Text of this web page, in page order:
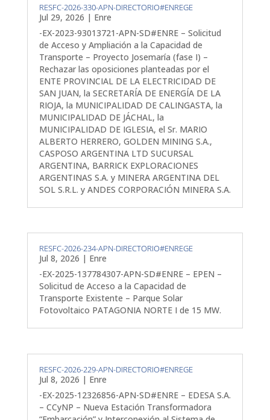
RESFC-2026-330-APN-DIRECTORIO#ENREGE
Jul 29, 2026 | Enre
-EX-2023-93013721-APN-SD#ENRE – Solicitud
de Acceso y Ampliación a la Capacidad de
Transporte – Proyecto Josemaría (fase I) –
Rechazar las oposiciones planteadas por el
ENTE PROVINCIAL DE LA ELECTRICIDAD DE
SAN JUAN, la SECRETARÍA DE ENERGÍA DE LA
RIOJA, la MUNICIPALIDAD DE CALINGASTA, la
MUNICIPALIDAD DE JÁCHAL, la
MUNICIPALIDAD DE IGLESIA, el Sr. MARIO
ALBERTO HERRERO, GOLDEN MINING S.A.,
CASPOSO ARGENTINA LTD SUCURSAL
ARGENTINA, BARRICK EXPLORACIONES
ARGENTINAS S.A. y MINERA ARGENTINA DEL
SOL S.R.L. y ANDES CORPORACIÓN MINERA S.A.
RESFC-2026-234-APN-DIRECTORIO#ENREGE
Jul 8, 2026 | Enre
-EX-2025-137784307-APN-SD#ENRE – EPEN –
Solicitud de Acceso a la Capacidad de
Transporte Existente – Parque Solar
Fotovoltaico PATAGONIA NORTE I de 15 MW.
RESFC-2026-229-APN-DIRECTORIO#ENREGE
Jul 8, 2026 | Enre
-EX-2025-12326856-APN-SD#ENRE – EDESA S.A.
– CCyNP – Nueva Estación Transformadora